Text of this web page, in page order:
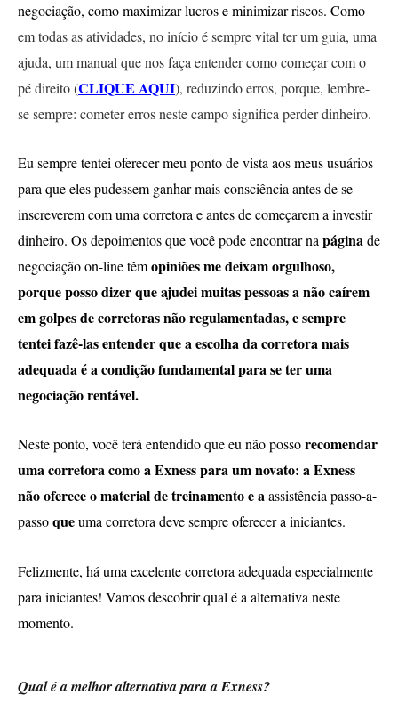
negociação, como maximizar lucros e minimizar riscos. Como
em todas as atividades, no início é sempre vital ter um guia, uma
ajuda, um manual que nos faça entender como começar com o
pé direito (CLIQUE AQUI), reduzindo erros, porque, lembre-
se sempre: cometer erros neste campo significa perder dinheiro.
Eu sempre tentei oferecer meu ponto de vista aos meus usuários
para que eles pudessem ganhar mais consciência antes de se
inscreverem com uma corretora e antes de começarem a investir
dinheiro. Os depoimentos que você pode encontrar napáginade
negociação on-line têmopiniões me deixam orgulhoso,
porque posso dizer que ajudei muitas pessoas a não caírem
em golpes de corretoras não regulamentadas, e sempre
tentei fazê-las entender que a escolha da corretora mais
adequada é a condição fundamental para se ter uma
negociação rentável.
Neste ponto, você terá entendido que eu não possorecomendar
uma corretora como a Exness para um novato: a Exness
não oferece o material de treinamento e aassistência passo-a-
passoqueuma corretora deve sempre oferecer a iniciantes.
Felizmente, há uma excelente corretora adequada especialmente
para iniciantes! Vamos descobrir qual é a alternativa neste
momento.
Qual é a melhor alternativa para a Exness?